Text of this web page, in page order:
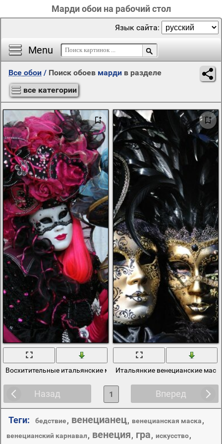
Марди обои на рабочий стол
Menu
Язык сайта:
Все обои / Поиск обоев марди в разделе
все категории
Восхитительные итальянские маскарадные костюмы
Итальянкие венецианские
Назад Вперед
1
Теги: бедствие, венецианец, венецианская маска,
венецианский карнавал, венеция, гра, искусство,